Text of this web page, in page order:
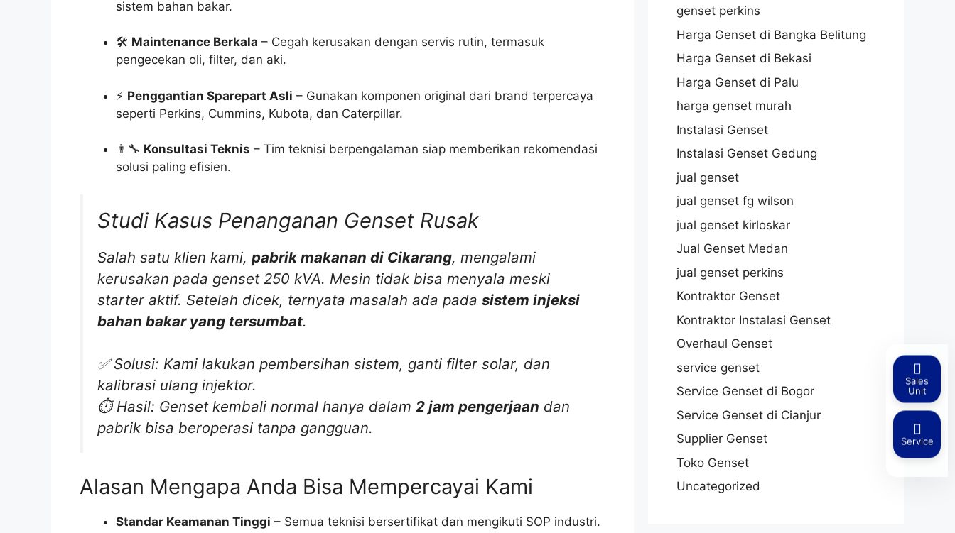
sistem bahan bakar.
🛠️ Maintenance Berkala – Cegah kerusakan dengan servis rutin, termasuk
pengecekan oli, filter, dan aki.
⚡ Penggantian Sparepart Asli – Gunakan komponen original dari brand terpercaya
seperti Perkins, Cummins, Kubota, dan Caterpillar.
👨‍🔧 Konsultasi Teknis – Tim teknisi berpengalaman siap memberikan rekomendasi
solusi paling efisien.
Studi Kasus Penanganan Genset Rusak
Salah satu klien kami, pabrik makanan di Cikarang, mengalami
kerusakan pada genset 250 kVA. Mesin tidak bisa menyala meski
starter aktif. Setelah dicek, ternyata masalah ada pada sistem injeksi
bahan bakar yang tersumbat.
✅ Solusi: Kami lakukan pembersihan sistem, ganti filter solar, dan
kalibrasi ulang injektor.
⏱️ Hasil: Genset kembali normal hanya dalam 2 jam pengerjaan dan
pabrik bisa beroperasi tanpa gangguan.
Alasan Mengapa Anda Bisa Mempercayai Kami
Standar Keamanan Tinggi – Semua teknisi bersertifikat dan mengikuti SOP industri.
genset perkins
Harga Genset di Bangka Belitung
Harga Genset di Bekasi
Harga Genset di Palu
harga genset murah
Instalasi Genset
Instalasi Genset Gedung
jual genset
jual genset fg wilson
jual genset kirloskar
Jual Genset Medan
jual genset perkins
Kontraktor Genset
Kontraktor Instalasi Genset
Overhaul Genset
service genset
Service Genset di Bogor
Service Genset di Cianjur
Supplier Genset
Toko Genset
Uncategorized
Sales
Unit
Service